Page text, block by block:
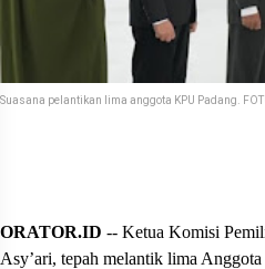
Suasana pelantikan lima anggota KPU Padang.
ORATOR.ID -- Ketua Komisi
Asy’ari, tepah melantik lima